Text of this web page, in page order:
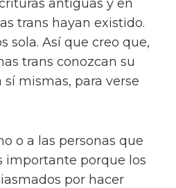
antiguas y en
trans hayan existido.
sola. Así que creo que,
trans conozcan su
mismas, para verse
o a las personas que
importante porque los
por hacer